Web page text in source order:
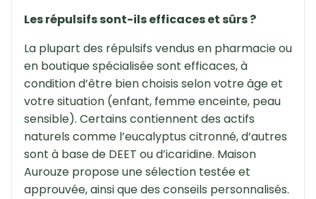
Les répulsifs sont-ils efficaces et sûrs ?
La plupart des répulsifs vendus en pharmacie ou
en boutique spécialisée sont efficaces, à
condition d’être bien choisis selon votre âge et
votre situation (enfant, femme enceinte, peau
sensible). Certains contiennent des actifs
naturels comme l’eucalyptus citronné, d’autres
sont à base de DEET ou d’icaridine. Maison
Aurouze propose une sélection testée et
approuvée, ainsi que des conseils personnalisés.